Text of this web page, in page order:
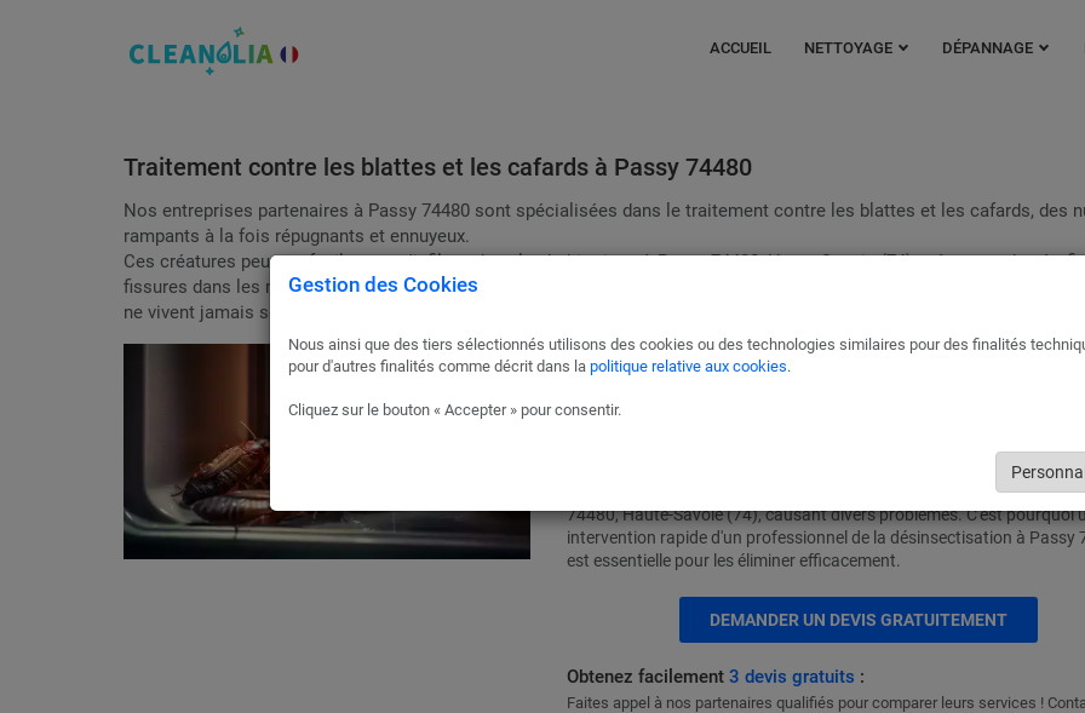
ACCUEIL NETTOYAGE DÉPANNAGE
Traitement contre les blattes et les cafards à Passy 74480
Nos entreprises partenaires à Passy 74480 sont spécialisées dans le traitement contre les blattes et les cafards, des
rampants à la fois répugnants et ennuyeux.
Ces créatures peuvent facilement s'infiltrer dans les habitations à Passy 74480, Haute-Savoie (74), même par de très
fissures dans les murs, pour y établir une infestation. Le problème avec les cafards, les blattes ou les cancrelats, c'est
ne vivent jamais seuls; c'est toute une colonie qui peut rendre la vie impossible dans une maison infestée.
Services professionnels de désinfestation de cafards à
En quête de nourriture et d'un abri pour se développer, les cafards
s'introduisent aussi bien dans les domiciles que dans les entreprises à
74480, Haute-Savoie (74), causant divers problèmes. C'est pourquoi
intervention rapide d'un professionnel de la désinsectisation à Passy
est essentielle pour les éliminer efficacement.
DEMANDER UN DEVIS GRATUITEMENT
Obtenez facilement 3 devis gratuits :
Faites appel à nos partenaires qualifiés pour comparer leurs services !
Gestion des Cookies
Nous ainsi que des tiers sélectionnés utilisons des cookies ou des technologies similaires pour des finalités
pour d'autres finalités comme décrit dans la politique relative aux cookies.
Cliquez sur le bouton « Accepter » pour consentir.